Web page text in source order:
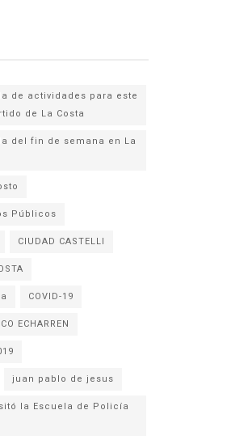
de actividades para este
de La Costa
del fin de semana en La
Públicos
CIUDAD CASTELLI
COVID-19
ECHARREN
juan pablo de jesus
la Escuela de Policía